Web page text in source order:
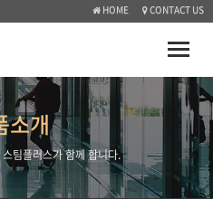
HOME CONTACT US
Toggle
소개
팀플러스가 함께 합니다.